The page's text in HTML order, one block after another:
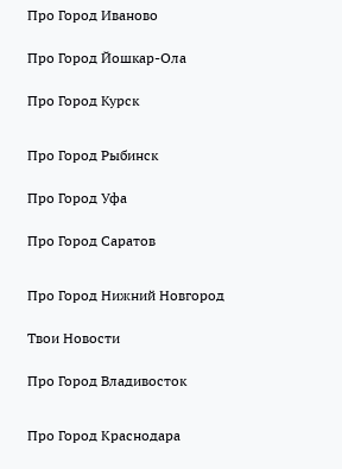
Про Город Иваново
Про Город Йошкар-Ола
Про Город Курск
Про Город Рыбинск
Про Город Уфа
Про Город Саратов
Про Город Нижний Новгород
Твои Новости
Про Город Владивосток
Про Город Краснодара